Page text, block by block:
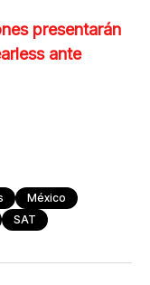
presentarán
ante
México
SAT